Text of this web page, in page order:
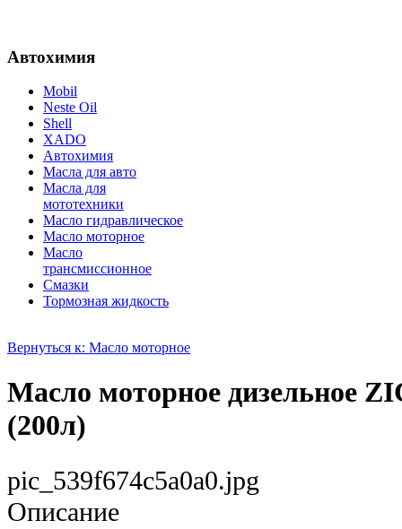
Автохимия
Mobil
Neste Oil
Shell
XADO
Автохимия
Масла для авто
Масла для
мототехники
Масло гидравлическое
Масло моторное
Масло
трансмиссионное
Смазки
Тормозная жидкость
Вернуться к: Масло моторное
Масло моторное дизельное
(200л)
pic_539f674c5a0a0.jpg
Описание